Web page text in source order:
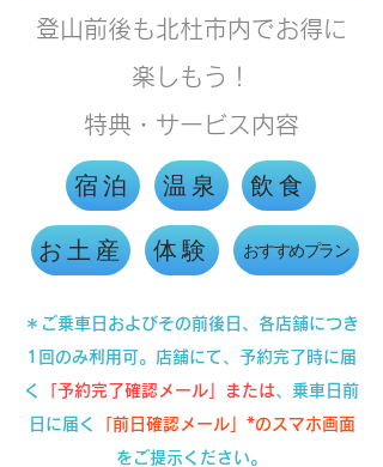
登山前後も北杜市内でお得に
楽しもう！
​特典・サービス内容
宿泊 温泉
飲食
お土産
体験 おすすめプラン
​＊ご乗車日およびその前後日、各店舗につき
1回のみ利用可。店舗にて、予約完了時に届
く
「予約完了確認メール」または、乗車日前
日に届く
「前日確認メール」*のスマホ画面
をご提示ください。